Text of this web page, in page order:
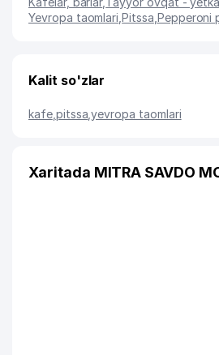
Yevropa taomlari ,Pitssa Pepperoni
Kalit so'zlar
kafe, pitssa ,yevropa taomlari
Xaritada MITRA SAVDO